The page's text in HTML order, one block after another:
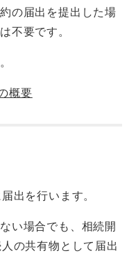
の届出を提出した場
不要です。
概要
出を行います。
い場合でも、相続開
の共有物として届出